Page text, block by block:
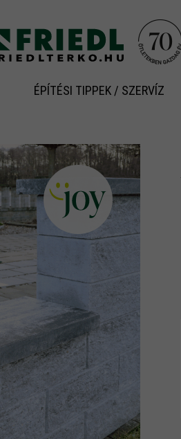
ÉPÍTÉSI TIPPEK / SZERVÍZ